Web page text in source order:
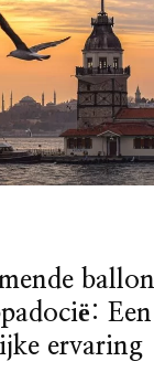
Een
ervaring